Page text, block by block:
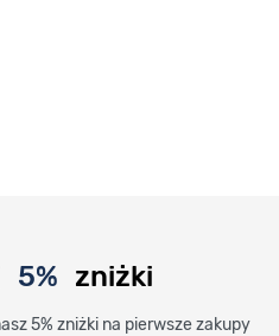
5% zniżki
5% zniżki na pierwsze zakupy